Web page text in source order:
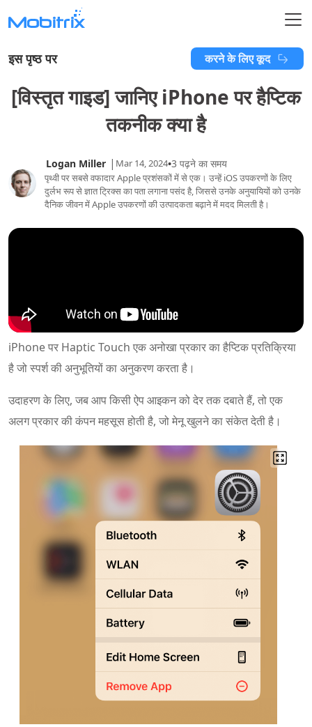
इस पृष्ठ पर करने के लिए कूद
[विस्तृत गाइड] जानिए iPhone पर हैप्टिक
तकनीक क्या है
Logan Miller | Mar 14, 2024•3 पढ़ने का समय
पृथ्वी पर सबसे वफादार Apple प्रशंसकों में से एक। उन्हें iOS उपकरणों के लिए
दुर्लभ रूप से ज्ञात ट्रिक्स का पता लगाना पसंद है, जिससे उनके अनुयायियों को उनके
दैनिक जीवन में Apple उपकरणों की उत्पादकता बढ़ाने में मदद मिलती है।
iPhone पर Haptic Touch एक अनोखा प्रकार का हैप्टिक प्रतिक्रिया
है जो स्पर्श की अनुभूतियों का अनुकरण करता है।
उदाहरण के लिए, जब आप किसी ऐप आइकन को देर तक दबाते हैं, तो एक
अलग प्रकार की कंपन महसूस होती है, जो मेनू खुलने का संकेत देती है।